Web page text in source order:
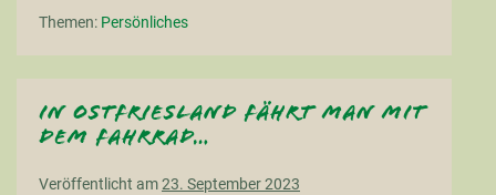
Reisezeit
(I.)
Themen: Persönliches
In Ostfriesland fährt man mit
dem Fahrrad…
Veröffentlicht am23. September 2023